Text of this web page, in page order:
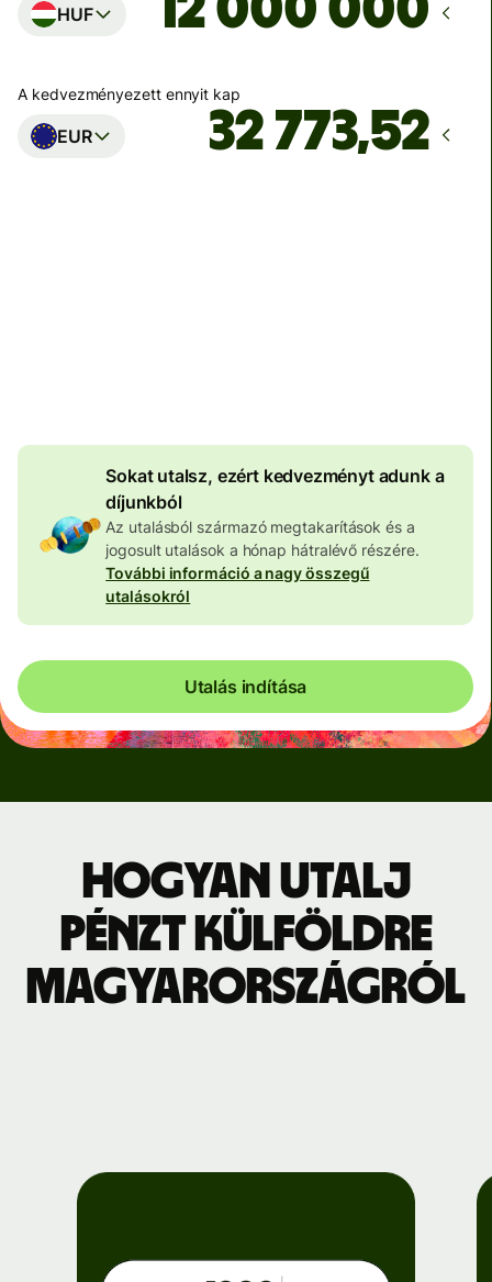
HUF
A kedvezményezett ennyit kap
EUR
Sokat utalsz, ezért kedvezményt adunk a
díjunkból
Az utalásból származó megtakarítások és a
jogosult utalások a hónap hátralévő részére.
További információ a nagy összegű
utalásokról
Utalás indítása
Hogyan utalj
pénzt külföldre
Magyarországról